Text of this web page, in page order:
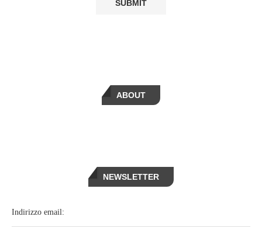
ABOUT
NEWSLETTER
Indirizzo email: